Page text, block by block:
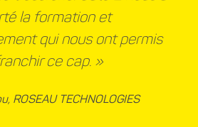
la formation et
qui nous ont permis
ce cap. »
ROSEAU TECHNOLOGIES